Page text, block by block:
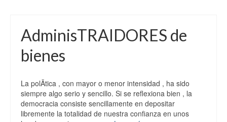
AdminisTRAIDORES de
bienes
La polÃ­tica , con mayor o menor intensidad , ha sido
siempre algo serio y sencillo. Si se reflexiona bien , la
democracia consiste sencillamente en depositar
libremente la totalidad de nuestra confianza en unos